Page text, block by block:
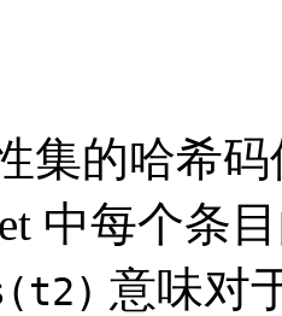
集的哈希
中每个条
意味对